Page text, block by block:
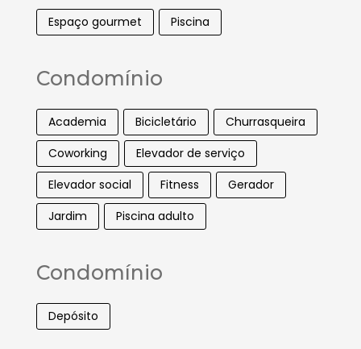
Espaço gourmet Piscina
Condomínio
Academia Bicicletário
Churrasqueira
Coworking
Elevador de serviço
Elevador social
Fitness
Gerador
Jardim
Piscina adulto
Condomínio
Depósito